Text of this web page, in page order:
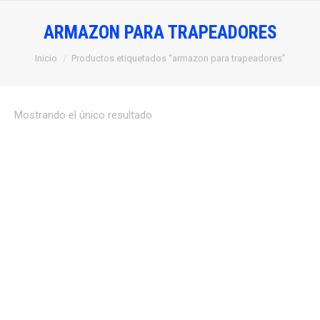
ARMAZON PARA TRAPEADORES
Estás aquí:
Inicio Productos etiquetados “armazon para trapeadores”
Mostrando el único resultado